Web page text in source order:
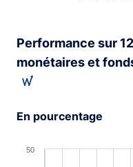
Performance sur
monétaires et
En pourcentage
50